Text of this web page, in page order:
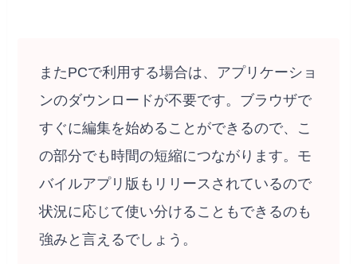
またPCで利用する場合は、アプリケーショ
ンのダウンロードが不要です。ブラウザで
すぐに編集を始めることができるので、こ
の部分でも時間の短縮につながります。モ
バイルアプリ版もリリースされているので
状況に応じて使い分けることもできるのも
強みと言えるでしょう。